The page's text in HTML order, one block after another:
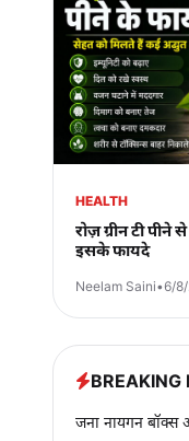
HEALTH
रोज़ ग्रीन टी
इसके फायदे
Neelam Saini•6/
BREAKING
जना नायगन बॉक्स